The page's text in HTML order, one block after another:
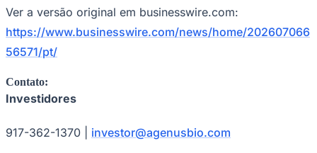
Ver a versão original em businesswire.com:
https://www.businesswire.com/news/home/202607066
56571/pt/
Contato:
Investidores
917-362-1370 | investor@agenusbio.com